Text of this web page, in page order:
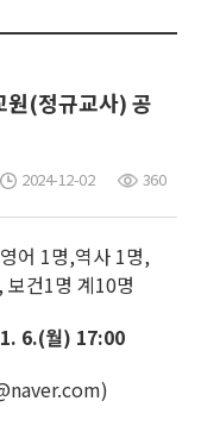
(정규교사) 공
2024-12-02 360
어 1명,역사 1명,
건1명 계10명
6.(월) 17:00